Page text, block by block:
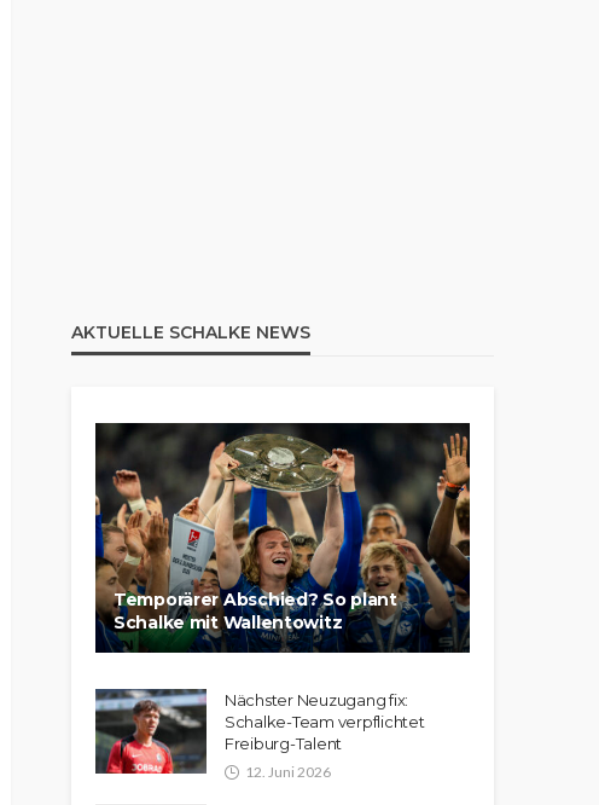
AKTUELLE SCHALKE NEWS
Temporärer Abschied? So plant
Schalke mit Wallentowitz
Nächster Neuzugang fix:
Schalke-Team verpflichtet
Freiburg-Talent
12. Juni 2026